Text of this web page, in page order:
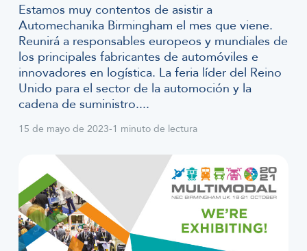
Estamos muy contentos de asistir a
Automechanika Birmingham el mes que viene.
Reunirá a responsables europeos y mundiales de
los principales fabricantes de automóviles e
innovadores en logística. La feria líder del Reino
Unido para el sector de la automoción y la
cadena de suministro....
15 de mayo de 2023-1 minuto de lectura